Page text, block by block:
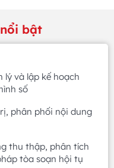
bật
lý và lập kế hoạch
số
phân phối nội dung
thu thập, phân tích
tòa soạn hội tụ